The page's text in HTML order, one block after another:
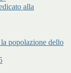
alla
popolazione dello